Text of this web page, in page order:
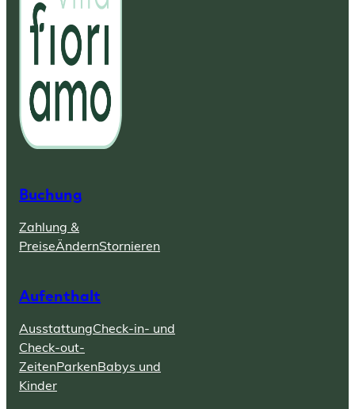
Buchung
Zahlung &
PreiseÄndernStornieren
Aufenthalt
AusstattungCheck-in- und
Check-out-
ZeitenParkenBabys und
Kinder